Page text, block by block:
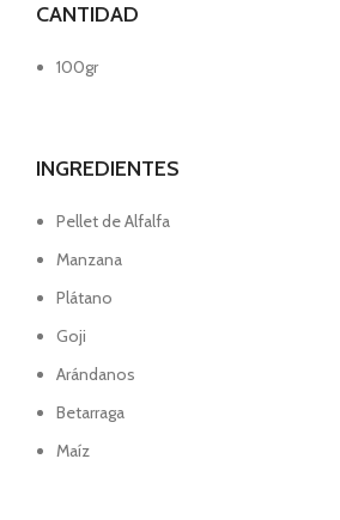
CANTIDAD
100gr
INGREDIENTES
Pellet de Alfalfa
Manzana
Plátano
Goji
Arándanos
Betarraga
Maíz